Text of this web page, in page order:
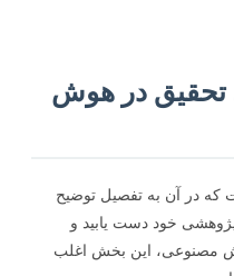
در هوش
به تفصیل توضیح
دست یابید و
این بخش اغلب